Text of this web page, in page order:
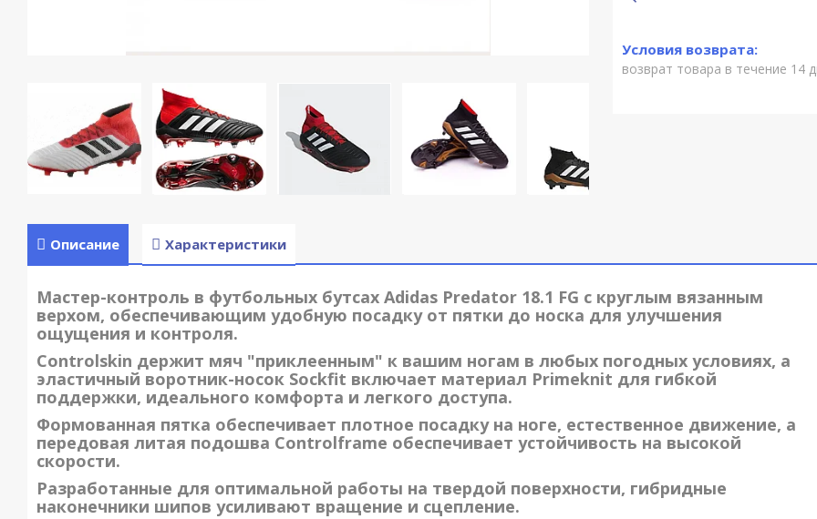
возврат товара в течение 14
Описание Характеристики
Мастер-контроль в футбольных бутсах Adidas Predator 18.1 FG с круглым вязанным
верхом, обеспечивающим удобную посадку от пятки до носка для улучшения
ощущения и контроля.
Controlskin держит мяч "приклеенным" к вашим ногам в любых погодных условиях, а
эластичный воротник-носок Sockfit включает материал Primeknit для гибкой
поддержки, идеального комфорта и легкого доступа.
Формованная пятка обеспечивает плотное посадку на ноге, естественное движение, а
передовая литая подошва Controlframe обеспечивает устойчивость на высокой
скорости.
Разработанные для оптимальной работы на твердой поверхности, гибридные
наконечники шипов усиливают вращение и сцепление.